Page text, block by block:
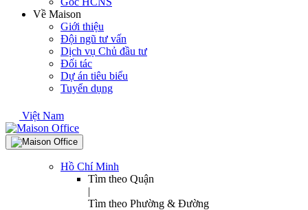
Về Maison
Giới thiệu
Đội ngũ tư vấn
Dịch vụ Chủ đầu tư
Đối tác
Dự án tiêu biểu
Tuyển dụng
Việt Nam
Hồ Chí Minh
Tìm theo Quận
|
Tìm theo Phường & Đường